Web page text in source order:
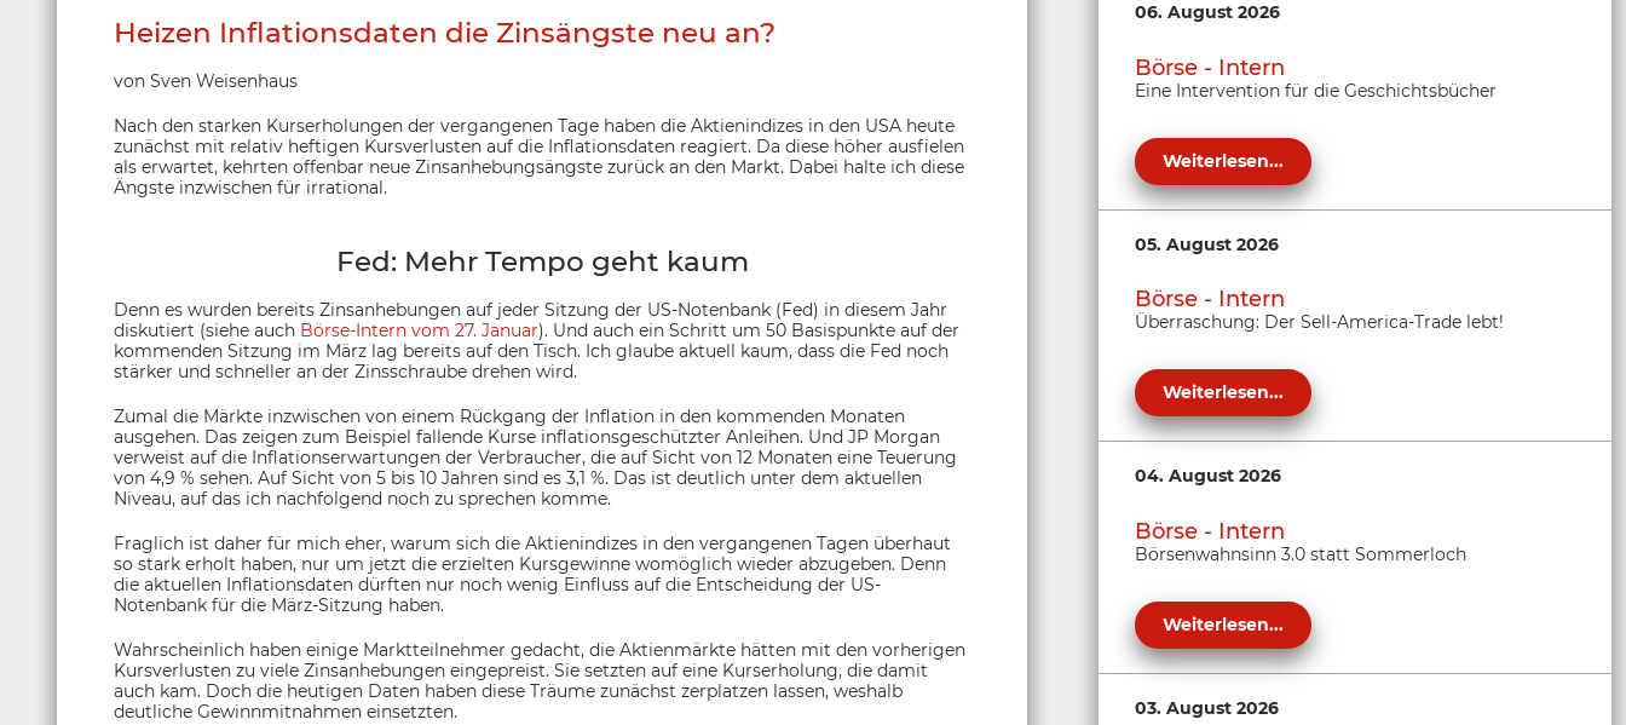
Heizen Inflationsdaten die Zinsängste neu an?
von Sven Weisenhaus
Nach den starken Kurserholungen der vergangenen Tage haben die Aktienindizes in den USA heute
zunächst mit relativ heftigen Kursverlusten auf die Inflationsdaten reagiert. Da diese höher ausfielen
als erwartet, kehrten offenbar neue Zinsanhebungsängste zurück an den Markt. Dabei halte ich diese
Ängste inzwischen für irrational.
Fed: Mehr Tempo geht kaum
Denn es wurden bereits Zinsanhebungen auf jeder Sitzung der US-Notenbank (Fed) in diesem Jahr
diskutiert (siehe auch Börse-Intern vom 27. Januar). Und auch ein Schritt um 50 Basispunkte auf der
kommenden Sitzung im März lag bereits auf den Tisch. Ich glaube aktuell kaum, dass die Fed noch
stärker und schneller an der Zinsschraube drehen wird.
Zumal die Märkte inzwischen von einem Rückgang der Inflation in den kommenden Monaten
ausgehen. Das zeigen zum Beispiel fallende Kurse inflationsgeschützter Anleihen. Und JP Morgan
verweist auf die Inflationserwartungen der Verbraucher, die auf Sicht von 12 Monaten eine Teuerung
von 4,9 % sehen. Auf Sicht von 5 bis 10 Jahren sind es 3,1 %. Das ist deutlich unter dem aktuellen
Niveau, auf das ich nachfolgend noch zu sprechen komme.
Fraglich ist daher für mich eher, warum sich die Aktienindizes in den vergangenen Tagen überhaut
so stark erholt haben, nur um jetzt die erzielten Kursgewinne womöglich wieder abzugeben. Denn
die aktuellen Inflationsdaten dürften nur noch wenig Einfluss auf die Entscheidung der US-
Notenbank für die März-Sitzung haben.
Wahrscheinlich haben einige Marktteilnehmer gedacht, die Aktienmärkte hätten mit den vorherigen
Kursverlusten zu viele Zinsanhebungen eingepreist. Sie setzten auf eine Kurserholung, die damit
auch kam. Doch die heutigen Daten haben diese Träume zunächst zerplatzen lassen, weshalb
deutliche Gewinnmitnahmen einsetzten.
06. August 2026
Börse - Intern
Eine Intervention für die Geschichtsbücher
Weiterlesen...
05. August 2026
Börse - Intern
Überraschung: Der Sell-America-Trade lebt!
Weiterlesen...
04. August 2026
Börse - Intern
Börsenwahnsinn 3.0 statt Sommerloch
Weiterlesen...
03. August 2026